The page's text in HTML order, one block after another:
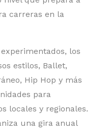
carreras en la
los
estilos, Ballet,
Hip Hop y más
para
locales y regionales.
una gira anual